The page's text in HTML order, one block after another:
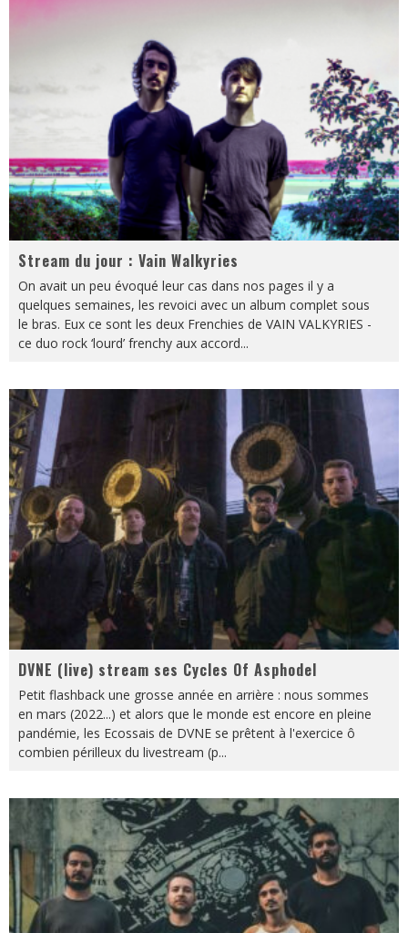
Stream du jour : Vain Walkyries
On avait un peu évoqué leur cas dans nos pages il y a
quelques semaines, les revoici avec un album complet sous
le bras. Eux ce sont les deux Frenchies de VAIN VALKYRIES -
ce duo rock ‘lourd’ frenchy aux accord...
DVNE (live) stream ses Cycles Of Asphodel
Petit flashback une grosse année en arrière : nous sommes
en mars (2022...) et alors que le monde est encore en pleine
pandémie, les Ecossais de DVNE se prêtent à l'exercice ô
combien périlleux du livestream (p...